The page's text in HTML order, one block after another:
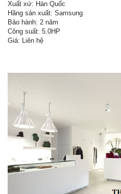
Xuất xứ: Hàn Quốc
Hãng sản xuất: Samsung
Bảo hành: 2 năm
Công suất: 5.0HP
Giá: Liên hệ